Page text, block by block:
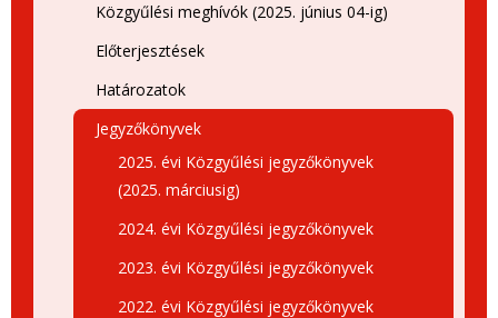
Közgyűlési meghívók (2025. június 04-ig)
Előterjesztések
Határozatok
Jegyzőkönyvek
2025. évi Közgyűlési jegyzőkönyvek
(2025. márciusig)
2024. évi Közgyűlési jegyzőkönyvek
2023. évi Közgyűlési jegyzőkönyvek
2022. évi Közgyűlési jegyzőkönyvek